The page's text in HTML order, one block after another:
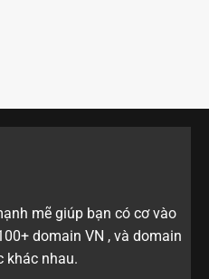
mẽ giúp bạn có cơ vào
domain VN , và domain
khác nhau.